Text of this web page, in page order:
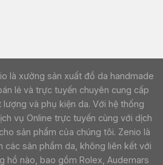
là xưởng sản xuất đồ da handmade
lẻ và trực tuyến chuyên cung cấp
và phụ kiện da. Với hệ thống
vụ Online trực tuyến cùng với dịch
sản phẩm của chúng tôi. Zenio là
các sản phẩm da, không liên kết với
hồ nào, bao gồm Rolex, Audemars